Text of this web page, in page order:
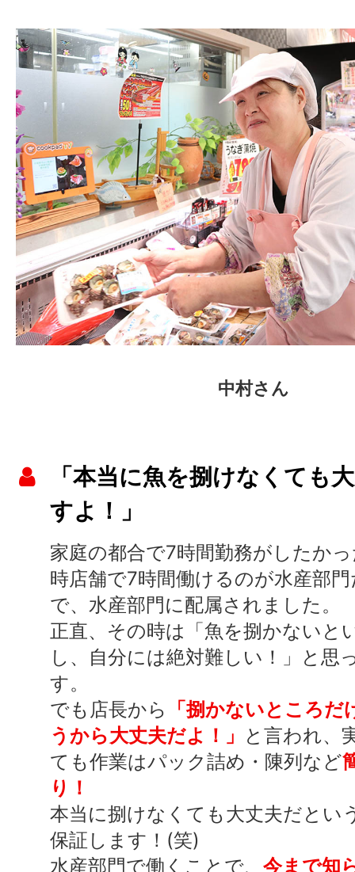
中村さん
「本当に魚を捌けなくても
すよ！」
家庭の都合で7時間勤務がしたか
時店舗で7時間働けるのが水産部
で、水産部門に配属されました。
正直、その時は「魚を捌かないと
し、自分には絶対難しい！」と思
す。
でも店長から
「捌かないところ
うから大丈夫だよ！」 と言われ、
ても作業はパック詰め・陳列など
り！
本当に捌けなくても大丈夫だとい
保証します！(笑)
水産部門で働くことで、今まで知